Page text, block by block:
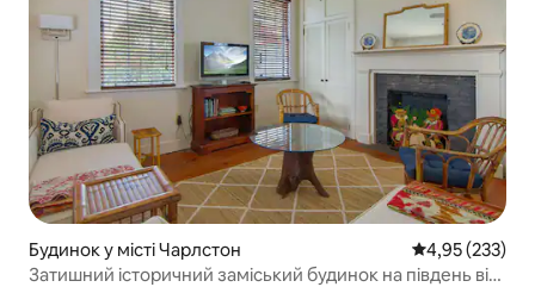
Будинок у місті Чарлстон Середня
4,95 (233)
Затишний історичний заміський будинок на південь від